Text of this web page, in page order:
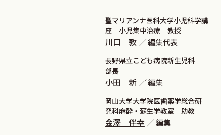
聖マリアンナ医科大学小児科学講
座 小児集中治療 教授
川口 敦 編集代表
長野県立こども病院新生児科
部長
小田 新 編集
岡山大学大学院医歯薬学総合研
究科麻酔・蘇生学教室 助教
金澤 伴幸 編集